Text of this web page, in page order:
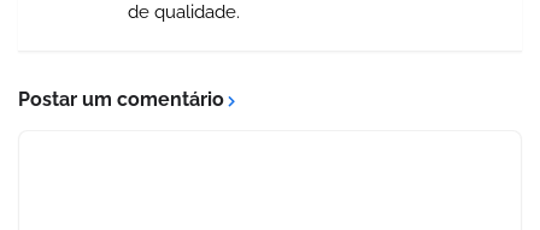
de qualidade.
Postar um comentário